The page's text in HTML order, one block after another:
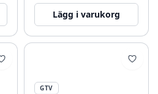
Lägg i varukorg
GTV